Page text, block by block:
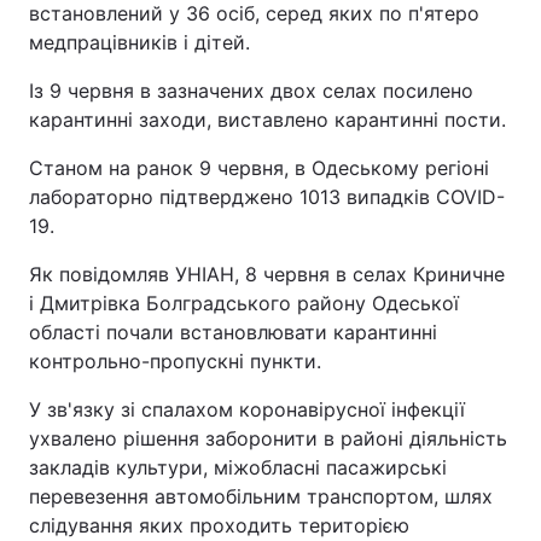
встановлений у 36 осіб, серед яких по п'ятеро
медпрацівників і дітей.
Із 9 червня в зазначених двох селах посилено
карантинні заходи, виставлено карантинні пости.
Станом на ранок 9 червня, в Одеському регіоні
лабораторно підтверджено 1013 випадків COVID-
19.
Як повідомляв УНІАН, 8 червня в селах Криничне
і Дмитрівка Болградського району Одеської
області почали встановлювати карантинні
контрольно-пропускні пункти.
У зв'язку зі спалахом коронавірусної інфекції
ухвалено рішення заборонити в районі діяльність
закладів культури, міжобласні пасажирські
перевезення автомобільним транспортом, шлях
слідування яких проходить територією